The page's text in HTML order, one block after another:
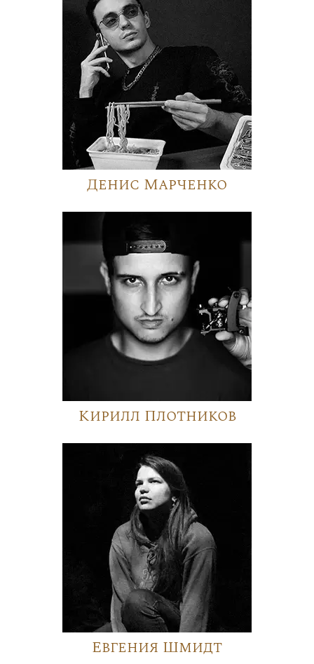
Денис Марченко
Кирилл Плотников
Евгения Шмидт